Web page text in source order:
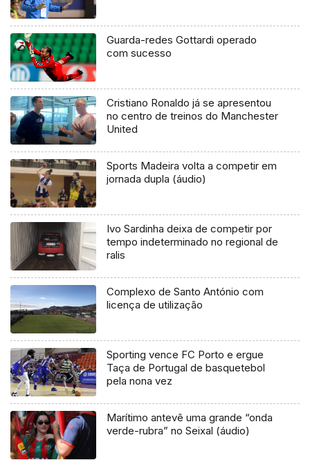
Guarda-redes Gottardi operado
com sucesso
Cristiano Ronaldo já se apresentou
no centro de treinos do Manchester
United
Sports Madeira volta a competir em
jornada dupla (áudio)
Ivo Sardinha deixa de competir por
tempo indeterminado no regional de
ralis
Complexo de Santo António com
licença de utilização
Sporting vence FC Porto e ergue
Taça de Portugal de basquetebol
pela nona vez
Marítimo antevê uma grande “onda
verde-rubra” no Seixal (áudio)